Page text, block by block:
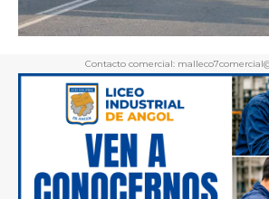
Contacto comercial: